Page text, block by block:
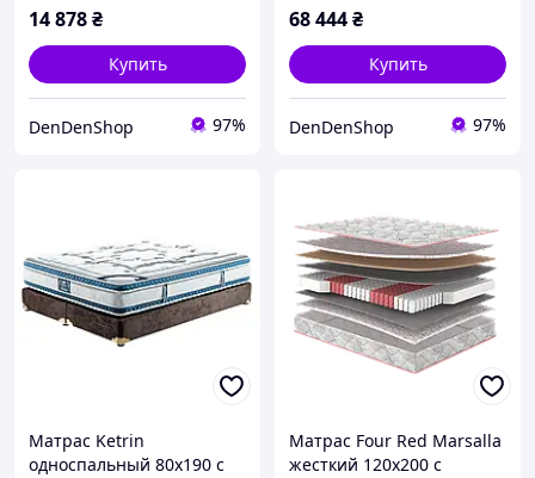
14 878₴
Купить
DenDenShop 97%
68 444₴
Купить
DenDenShop 97%
Матрас Ketrin
односпальный 80x190 с
Матрас Four Red Marsalla
жесткий 120x200 с